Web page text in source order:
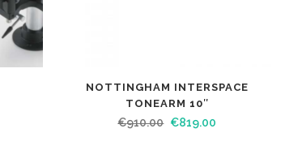
NOTTINGHAM INTERSPACE
TONEARM 10″
€910.00 €819.00